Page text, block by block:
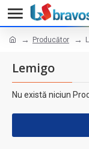
Producător
Lemigo
Nu există niciun